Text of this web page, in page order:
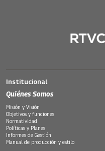
Institucional
Quiénes Somos
Misión y Visión
Objetivos y funciones
Normatividad
Políticas y Planes
Informes de Gestión
Manual de producción y estilo